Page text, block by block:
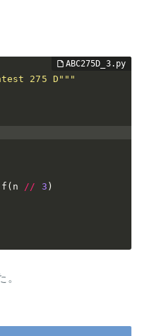
275 D"""
( n // 3 )
。